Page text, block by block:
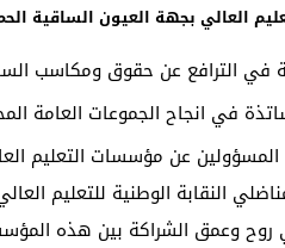
العالي بجهة العيون الساقية
في الترافع عن حقوق ومكاسب
في انجاح الجموعات العامة
عن مؤسسات التعليم
النقابة الوطنية للتعليم
وعمق الشراكة بين هذه